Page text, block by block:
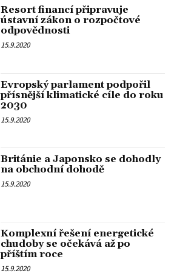
Resort financí připravuje
ústavní zákon o rozpočtové
odpovědnosti
15.9.2020
Evropský parlament podpořil
přísnější klimatické cíle do roku
2030
15.9.2020
Británie a Japonsko se dohodly
na obchodní dohodě
15.9.2020
Komplexní řešení energetické
chudoby se očekává až po
příštím roce
15.9.2020